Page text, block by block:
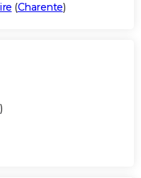
(Charente)
)